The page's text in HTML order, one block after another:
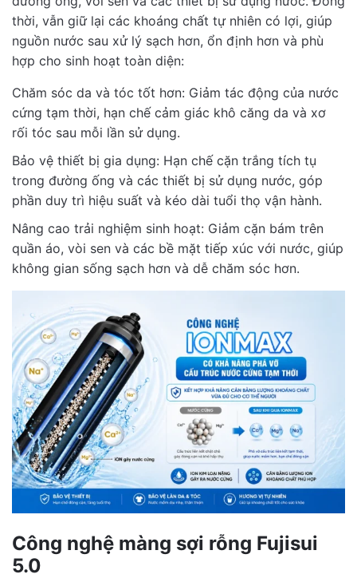
thời, vẫn giữ lại các khoáng chất tự nhiên có lợi, giúp
nguồn nước sau xử lý sạch hơn, ổn định hơn và phù
hợp cho sinh hoạt toàn diện:
Chăm sóc da và tóc tốt hơn: Giảm tác động của nước
cứng tạm thời, hạn chế cảm giác khô căng da và xơ
rối tóc sau mỗi lần sử dụng.
Bảo vệ thiết bị gia dụng: Hạn chế cặn trắng tích tụ
trong đường ống và các thiết bị sử dụng nước, góp
phần duy trì hiệu suất và kéo dài tuổi thọ vận hành.
Nâng cao trải nghiệm sinh hoạt: Giảm cặn bám trên
quần áo, vòi sen và các bề mặt tiếp xúc với nước, giúp
không gian sống sạch hơn và dễ chăm sóc hơn.
Công nghệ màng sợi rỗng Fujisui
5.0